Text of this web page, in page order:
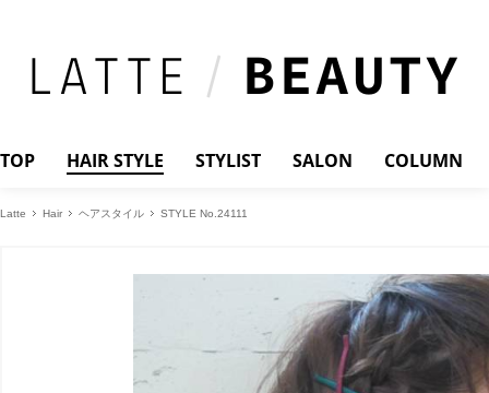
TOP HAIR STYLE STYLIST SALON COLUMN
Latte Hair ヘアスタイル STYLE No.24111